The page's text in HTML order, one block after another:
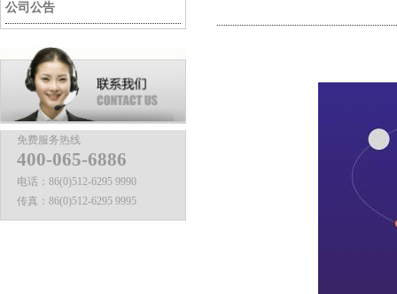
公司公告
免费服务热线
400-065-6886
电话： 86(0)512-6295 9990
传真： 86(0)512-6295 9995